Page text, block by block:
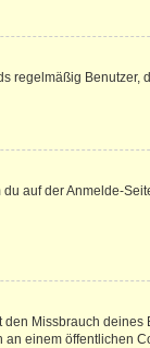
regelmäßig Benutzer,
auf der Anmelde-
Missbrauch
einem öffentlichen